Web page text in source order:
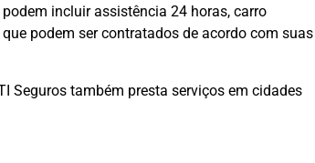
incluir assistência 24 horas, carro
podem ser contratados de acordo com suas
Seguros também presta serviços em cidades